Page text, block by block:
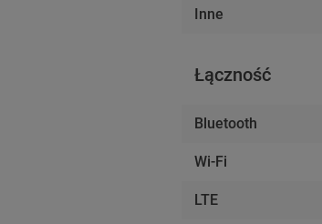
Inne
Łączność
Bluetooth
Wi-Fi
LTE